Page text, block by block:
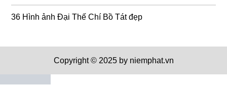
36 Hình ảnh Đại Thế Chí Bồ Tát đẹp
Copyright © 2025 by niemphat.vn